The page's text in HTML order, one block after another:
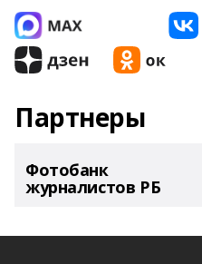
Партнеры
Фотобанк
журналистов РБ